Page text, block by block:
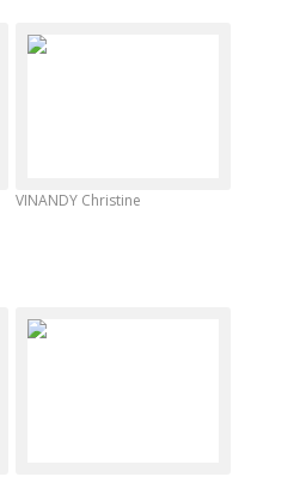
VINANDY Christine